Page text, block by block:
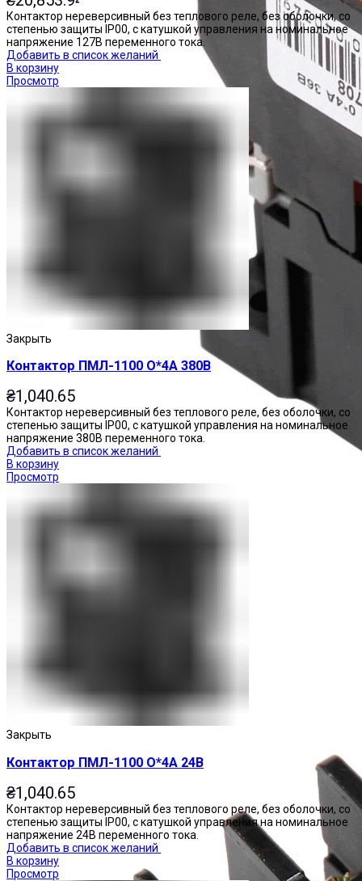
Контактор нереверсивный без теплового реле, без оболочки, со
степенью защиты IP00, с катушкой управления на номинальное
напряжение 127В переменного тока.
Добавить в список желаний
В корзину
Просмотр
Закрыть
Контактор ПМЛ-1100 О*4А 380В
₴1,040.65
Контактор нереверсивный без теплового реле, без оболочки, со
степенью защиты IP00, с катушкой управления на номинальное
напряжение 380В переменного тока.
Добавить в список желаний
В корзину
Просмотр
Закрыть
Контактор ПМЛ-1100 О*4А 24В
₴1,040.65
Контактор нереверсивный без теплового реле, без оболочки, со
степенью защиты IP00, с катушкой управления на номинальное
напряжение 24В переменного тока.
Добавить в список желаний
В корзину
Просмотр